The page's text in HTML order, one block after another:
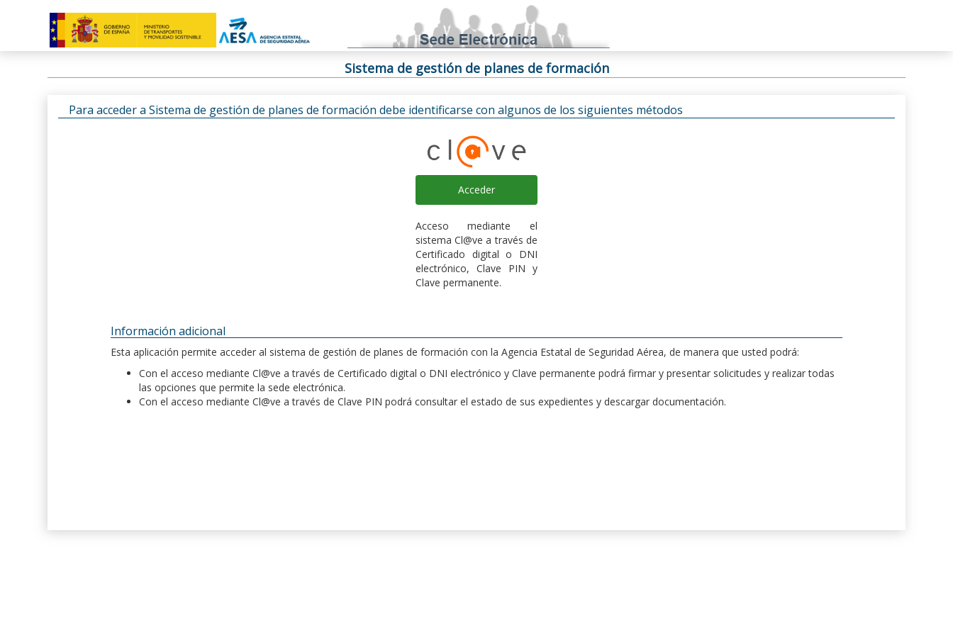
Sistema de gestión de planes de formación
Para acceder a Sistema de gestión de planes de formación debe identificarse con algunos de los siguientes métodos
Acceder
Acceso mediante el
sistema Cl@ve a través de
Certificado digital o DNI
electrónico, Clave PIN y
Clave permanente.
Información adicional
Esta aplicación permite acceder al sistema de gestión de planes de formación con la Agencia Estatal de Seguridad Aérea, de manera que usted podrá:
Con el acceso mediante Cl@ve a través de Certificado digital o DNI electrónico y Clave permanente podrá firmar y presentar solicitudes y realizar todas
las opciones que permite la sede electrónica.
Con el acceso mediante Cl@ve a través de Clave PIN podrá consultar el estado de sus expedientes y descargar documentación.